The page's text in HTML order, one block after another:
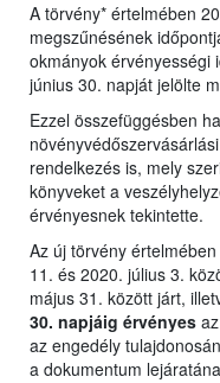
A törvény* értelmében
megszűnésének
okmányok érvényességi
június 30. napját jelölte
Ezzel összefüggésben
rendelkezés is, mely
könyveket a
érvényesnek tekintette.
Az új törvény
11. és 2020. július 3.
május 31. között járt,
30. napjáig érvényes
az engedély
a dokumentum